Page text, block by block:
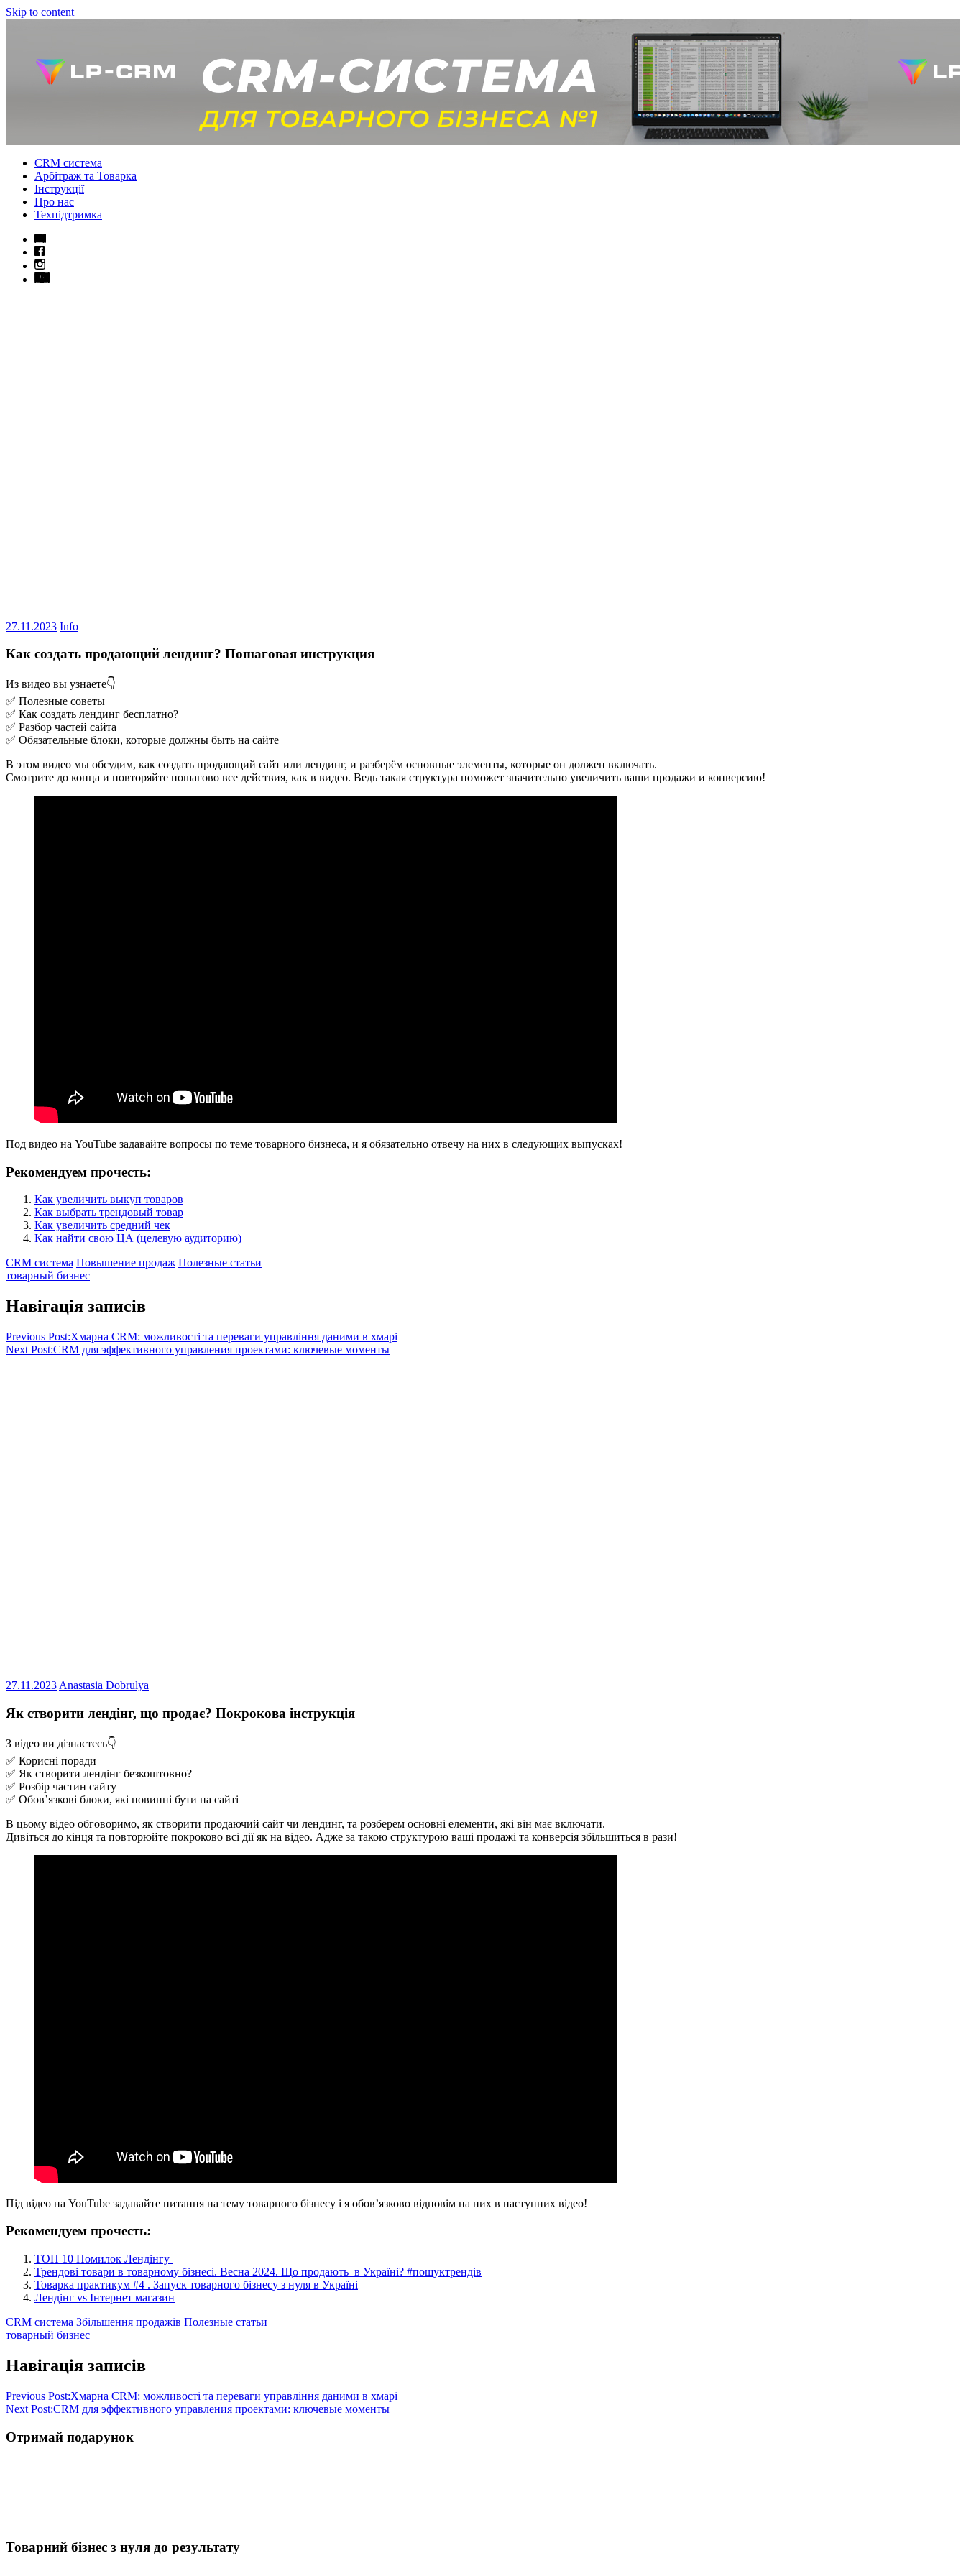
Skip to content
CRM система
Арбітраж та Товарка
Інструкції
Про нас
Техпідтримка
27.11.2023 Info
Как создать продающий лендинг? Пошаговая инструкция
Из видео вы узнаете👇
✅ Полезные советы
✅ Как создать лендинг бесплатно?
✅ Разбор частей сайта
✅ Обязательные блоки, которые должны быть на сайте
В этом видео мы обсудим, как создать продающий сайт или лендинг, и разберём основные элементы, которые он должен включать.
Смотрите до конца и повторяйте пошагово все действия, как в видео. Ведь такая структура поможет значительно увеличить ваши продажи и конверсию!
Под видео на YouTube задавайте вопросы по теме товарного бизнеса, и я обязательно отвечу на них в следующих выпусках!
Рекомендуем прочесть:
Как увеличить выкуп товаров
Как выбрать трендовый товар
Как увеличить средний чек
Как найти свою ЦА (целевую аудиторию)
CRM система Повышение продаж Полезные статьи
товарный бизнес
Навігація записів
Previous Post:Хмарна CRM: можливості та переваги управління даними в хмарі
Next Post:CRM для эффективного управления проектами: ключевые моменты
27.11.2023 Anastasia Dobrulya
Як створити лендінг, що продає? Покрокова інструкція
З відео ви дізнаєтесь👇
✅ Корисні поради
✅ Як створити лендінг безкоштовно?
✅ Розбір частин сайту
✅ Обов’язкові блоки, які повинні бути на сайті
В цьому відео обговоримо, як створити продаючий сайт чи лендинг, та розберем основні елементи, які він має включати.
Дивіться до кінця та повторюйте покроково всі дії як на відео. Адже за такою структурою ваші продажі та конверсія збільшиться в рази!
Під відео на YouTube задавайте питання на тему товарного бізнесу і я обов’язково відповім на них в наступних відео!
Рекомендуем прочесть:
ТОП 10 Помилок Лендінгу
Трендові товари в товарному бізнесі. Весна 2024. Що продають в Україні? #пошуктрендів
Товарка практикум #4 . Запуск товарного бізнесу з нуля в Україні
Лендінг vs Інтернет магазин
CRM система Збільшення продажів Полезные статьи
товарный бизнес
Навігація записів
Previous Post:Хмарна CRM: можливості та переваги управління даними в хмарі
Next Post:CRM для эффективного управления проектами: ключевые моменты
Отримай подарунок
Товарний бізнес з нуля до результату